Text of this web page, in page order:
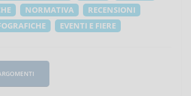
NORMATIVA
RECENSIONI
EVENTI E FIERE